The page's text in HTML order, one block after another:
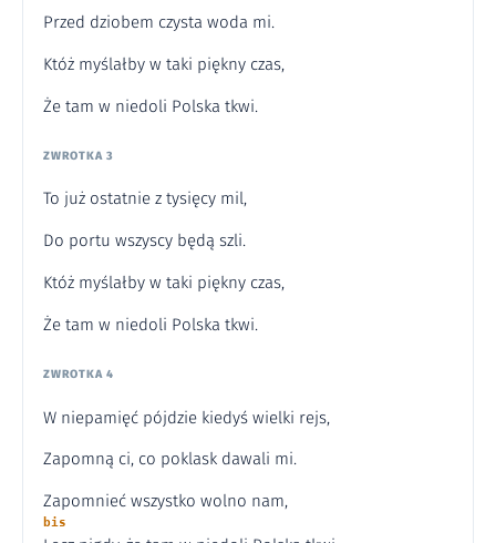
Przed dziobem czysta woda mi.
Któż myślałby w taki piękny czas,
Że tam w niedoli Polska tkwi.
ZWROTKA 3
To już ostatnie z tysięcy mil,
Do portu wszyscy będą szli.
Któż myślałby w taki piękny czas,
Że tam w niedoli Polska tkwi.
ZWROTKA 4
W niepamięć pójdzie kiedyś wielki rejs,
Zapomną ci, co poklask dawali mi.
Zapomnieć wszystko wolno nam,
bis